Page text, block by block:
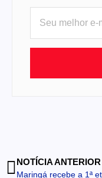
NOTÍCIA ANTERIOR